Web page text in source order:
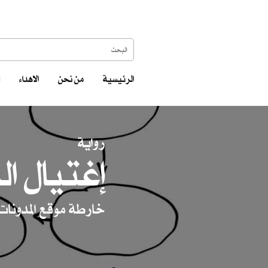
الرئيسية من نحن الاهداء
رواية
إغتيال
خارطة موقع